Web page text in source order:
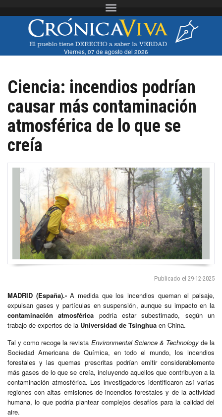
Toggle navigation
Viernes, 07 de agosto del 2026
Ciencia: incendios podrían
causar más contaminación
atmosférica de lo que se
creía
Publicado el 29-12-2025
MADRID (España).-A medida que los incendios queman el paisaje,
expulsan gases y partículas en suspensión, aunque su impacto en la
contaminación atmosférica podría estar subestimado, según un
trabajo de expertos de la Universidad de Tsinghua en China.
Tal y como recoge la revista Environmental Science & Technologyde la
Sociedad Americana de Química, en todo el mundo, los incendios
forestales y las quemas prescritas podrían emitir considerablemente
más gases de lo que se creía, incluyendo aquellos que contribuyen a la
contaminación atmosférica. Los investigadores identificaron así varias
regiones con altas emisiones de incendios forestales y de la actividad
humana, lo que podría plantear complejos desafíos para la calidad del
aire.